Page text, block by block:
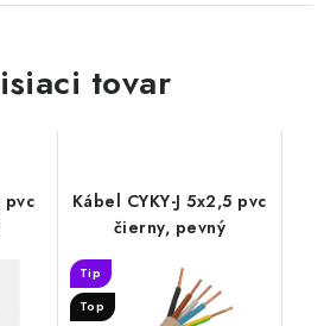
tovar
pvc
Kábel CYKY-J 5x2,5 pvc
čierny, pevný
Tip
Top